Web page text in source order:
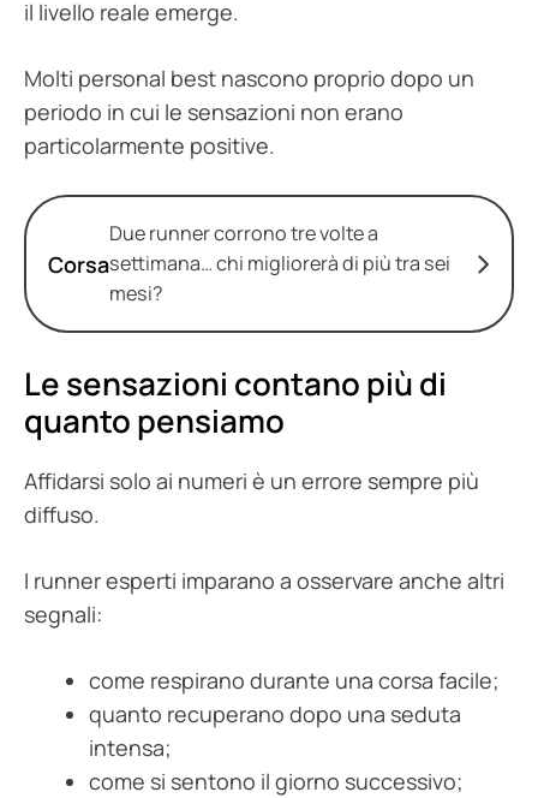
il livello reale emerge.
Molti personal best nascono proprio dopo un
periodo in cui le sensazioni non erano
particolarmente positive.
Corsa
Due runner corrono tre volte a
settimana… chi migliorerà di più tra sei
mesi?
Le sensazioni contano più di
quanto pensiamo
Affidarsi solo ai numeri è un errore sempre più
diffuso.
I runner esperti imparano a osservare anche altri
segnali:
come respirano durante una corsa facile;
quanto recuperano dopo una seduta
intensa;
come si sentono il giorno successivo;